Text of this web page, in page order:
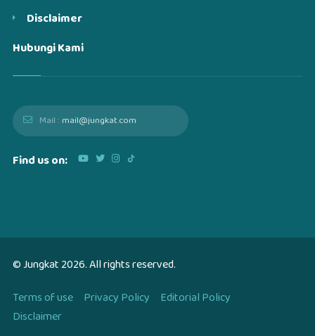
Disclaimer
Hubungi Kami
Mail :mail@jungkat.com
Find us on:
© Jungkat2026. All rights reserved.
Terms of use Privacy Policy
Editorial Policy
Disclaimer